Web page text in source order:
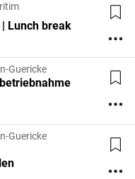
Lunch break
Guericke
Guericke